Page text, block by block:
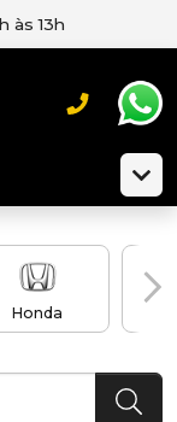
às 13h
Honda